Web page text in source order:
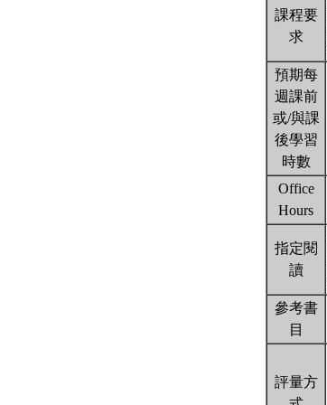
課程要
求
預期每
週課前
或/與課
後學習
時數
Office
Hours
指定閱
讀
參考書
目
評量方